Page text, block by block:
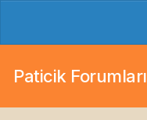
Paticik Forumları